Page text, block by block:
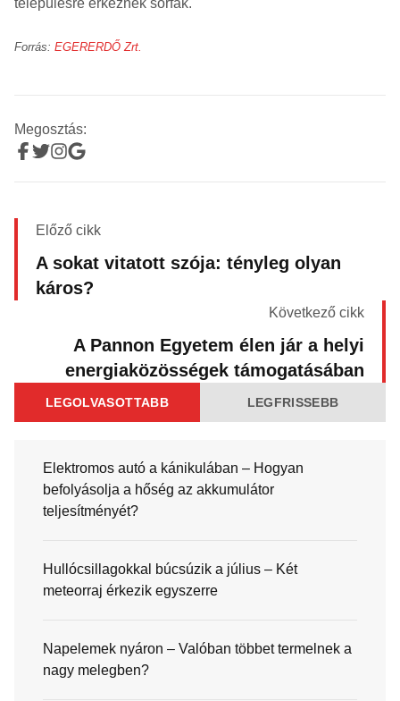
településre érkeznek sorfák.
Forrás: EGERERDŐ Zrt.
Megosztás:
Előző cikk
A sokat vitatott szója: tényleg olyan
káros?
Következő cikk
A Pannon Egyetem élen jár a helyi
energiaközösségek támogatásában
LEGOLVASOTTABB LEGFRISSEBB
Elektromos autó a kánikulában – Hogyan
befolyásolja a hőség az akkumulátor
teljesítményét?
Hullócsillagokkal búcsúzik a július – Két
meteorraj érkezik egyszerre
Napelemek nyáron – Valóban többet termelnek a
nagy melegben?